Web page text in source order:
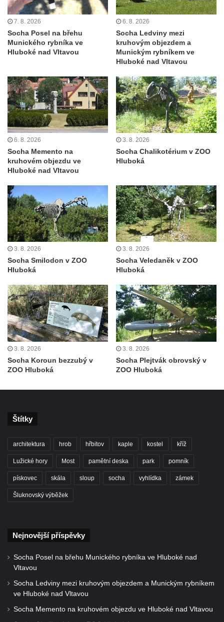
Sloup Nejsvětější Trojice v Bakově nad
Jizerou
Sloup Panny Marie v Miletíně
Sloup Panny Marie v Lomnici nad Popelkou
Sloup (pilíř) Panny Marie v Jezvé
Sloup Panny Marie v Horní Libchavě
Sloup Panny Marie v Markvarticích
Sloup Panny Marie v Hodkovicích nad
Sloup Panny Marie v Českém Dubu
Sloup Panny Marie v Osečné
Sloup svatého Antonína Paduánského v
Kopci
Sloup Panny Marie ve Zdislavě
(Schönbach)
Sloup Panny Marie v Hejnicích
Sloup Panny Marie v Horní Světlé
Sloup (pilíř) svatého Jana Nepomuckého
na náměstí Svobody v Plané
Sloup svatého Jana Nepomuckého v Plané
Sloup se sochou Bolestného Krista (Ecce
Sloup Nejsvětější Trojice v Údlicích
Sloup Panny Marie v Hořicích
Sloup Nejsvětější Trojice v Teplé
Sloup se sochou svatého Petra v Mnichově
Sloup svatého kříže v Třebušíně
Sloup Nejsvětější Trojice v Litvínově
7. 8. 2026
Socha Posel na břehu
Munického rybníka ve
Hluboké nad Vltavou
6. 8. 2026
Socha Ledviny mezi
kruhovým objezdem a
Munickým rybníkem ve
Hluboké nad Vltavou
6. 8. 2026
Socha Memento na
kruhovém objezdu ve
Hluboké nad Vltavou
3. 8. 2026
Socha Chalikotérium v ZOO
Hluboká
3. 8. 2026
Socha Smilodon v ZOO
Hluboká
3. 8. 2026
Socha Veledaněk v ZOO
Hluboká
3. 8. 2026
Socha Koroun bezzubý v
ZOO Hluboká
3. 8. 2026
Socha Plejtvák obrovský v
ZOO Hluboká
Štítky
architektura hrob hřbitov kaple kostel kříž
Lužické hory Most pamětní deska park pomník
pískovec skála sloup socha vyhlídka zámek
Šluknovský výběžek
Nejnovější příspěvky
Socha Posel na břehu Munického rybníka ve Hluboké nad
Vltavou
Socha Ledviny mezi kruhovým objezdem a Munickým rybníkem
ve Hluboké nad Vltavou
Socha Memento na kruhovém objezdu ve Hluboké nad Vltavou